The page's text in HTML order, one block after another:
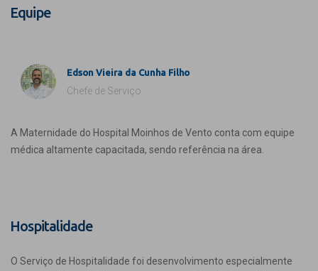
Equipe
Edson Vieira da Cunha Filho
Chefe de Serviço
A Maternidade do Hospital Moinhos de Vento conta com equipe
médica altamente capacitada, sendo referência na área.
Hospitalidade
O Serviço de Hospitalidade foi desenvolvimento especialmente